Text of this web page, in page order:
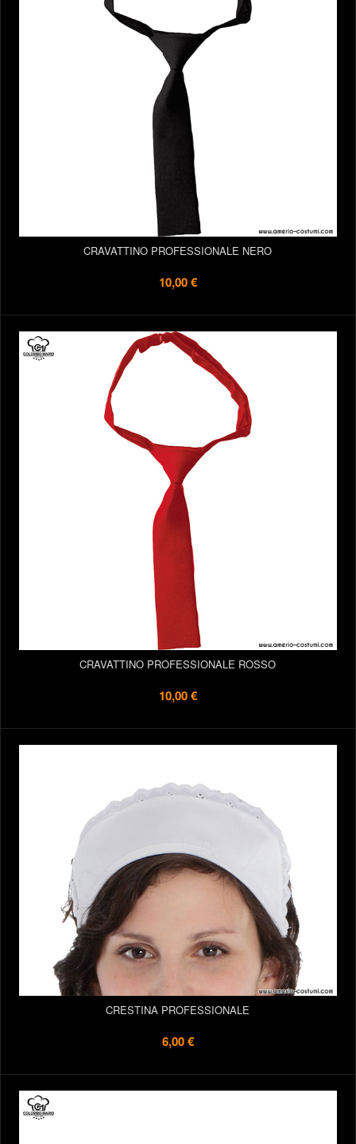
CRAVATTINO PROFESSIONALE NERO
10,00 €
CRAVATTINO PROFESSIONALE ROSSO
10,00 €
CRESTINA PROFESSIONALE
6,00 €